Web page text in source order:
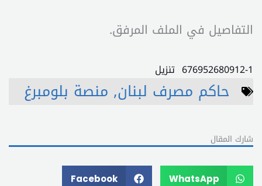
التفاصيل في الملف المرفق.
676952680912-1 تنزيل
حاكم مصرف لبنان, منصة بلومبرغ
شارك المقال
WhatsApp
Facebook